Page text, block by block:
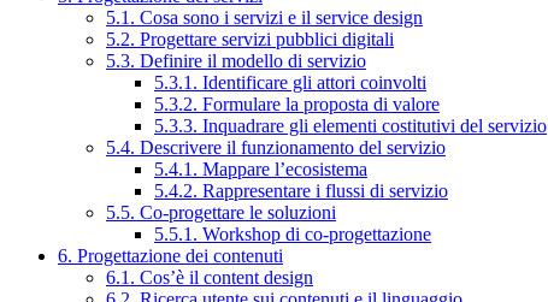
5.1. Cosa sono i servizi e il service design
5.2. Progettare servizi pubblici digitali
5.3. Definire il modello di servizio
5.3.1. Identificare gli attori coinvolti
5.3.2. Formulare la proposta di valore
5.3.3. Inquadrare gli elementi costitutivi del servizio
5.4. Descrivere il funzionamento del servizio
5.4.1. Mappare l’ecosistema
5.4.2. Rappresentare i flussi di servizio
5.5. Co-progettare le soluzioni
5.5.1. Workshop di co-progettazione
6. Progettazione dei contenuti
6.1. Cos’è il content design